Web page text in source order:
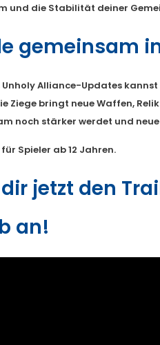
und die Stabilität deiner
gemeinsam
Unholy Alliance-Updates
Ziege bringt neue Waffen,
noch stärker werdet und
Spieler ab 12 Jahren.
jetzt den
an!